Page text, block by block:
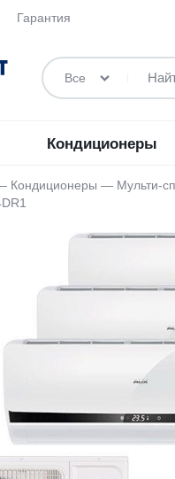
Гарантия
Все
Кондиционеры
Кондиционеры — Мульти-